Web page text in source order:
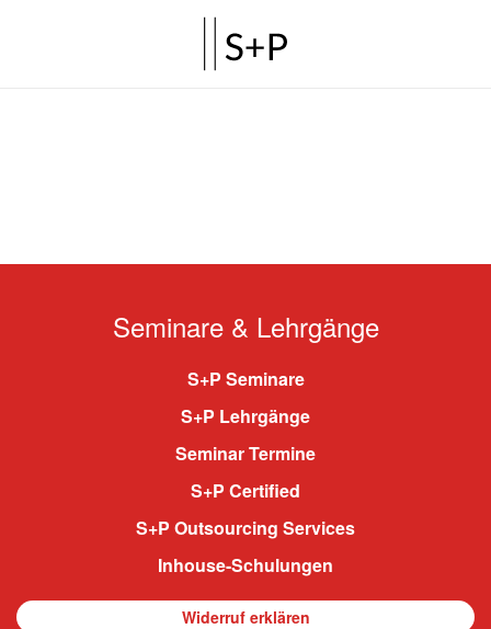
Seminare & Lehrgänge
S+P Seminare
S+P Lehrgänge
Seminar Termine
S+P Certified
S+P Outsourcing Services
Inhouse-Schulungen
Widerruf erklären